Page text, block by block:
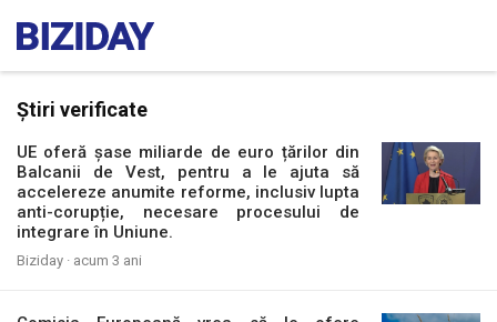
Știri verificate
UE oferă șase miliarde de euro țărilor din
Balcanii de Vest, pentru a le ajuta să
accelereze anumite reforme, inclusiv lupta
anti-corupție, necesare procesului de
integrare în Uniune.
Biziday · acum 3 ani